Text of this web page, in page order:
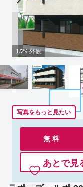
1/29 外観
写真をもっと見たい
無 料
あとで見